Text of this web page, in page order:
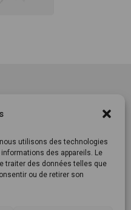
utilisons des technologies
des appareils. Le
traiter des données telles que
ou de retirer son